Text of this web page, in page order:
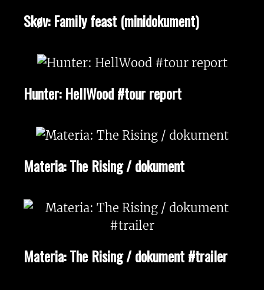
Skøv: Family feast (minidokument)
Hunter: HellWood #tour report
Materia: The Rising / dokument
Materia: The Rising / dokument #trailer